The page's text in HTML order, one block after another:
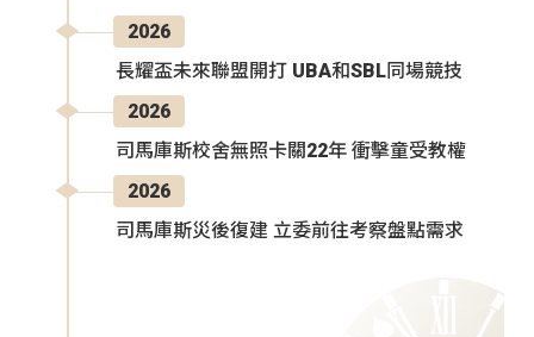
2026
長耀盃未來聯盟開打 UBA和SBL同場競技
2026
司馬庫斯校舍無照卡關22年 衝擊童受教權
2026
司馬庫斯災後復建 立委前往考察盤點需求